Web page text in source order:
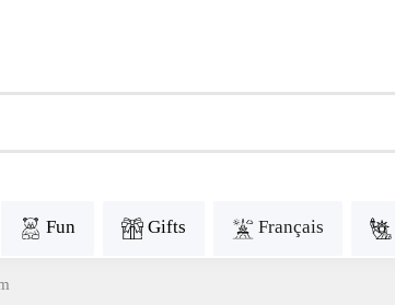
Fun Gifts Français